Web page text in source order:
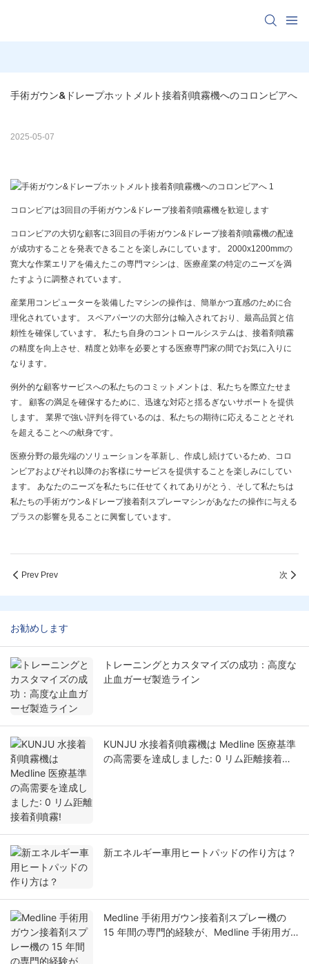
手術ガウン&ドレープホットメルト接着剤噴霧機へのコロンビアへ
2025-05-07
コロンビアは3回目の手術ガウン&ドレープ接着剤噴霧機を歓迎します
コロンビアの大切な顧客に3回目の手術ガウン&ドレープ接着剤噴霧機の配達
が成功することを発表できることを楽しみにしています。 2000x1200mmの
寛大な作業エリアを備えたこの専門マシンは、医療産業の特定のニーズを満
たすように調整されています。
産業用コンピューターを装備したマシンの操作は、簡単かつ直感のために合
理化されています。 スペアパーツの大部分は輸入されており、最高品質と信
頼性を確保しています。 私たち自身のコントロールシステムは、接着剤噴霧
の精度を向上させ、精度と効率を必要とする医療専門家の間でお気に入りに
なります。
例外的な顧客サービスへの私たちのコミットメントは、私たちを際立たせま
す。 顧客の満足を確保するために、迅速な対応と揺るぎないサポートを提供
します。 業界で強い評判を得ているのは、私たちの期待に応えることとそれ
を超えることへの献身です。
医療分野の最先端のソリューションを革新し、作成し続けているため、コロ
ンビアおよびそれ以降のお客様にサービスを提供することを楽しみにしてい
ます。 あなたのニーズを私たちに任せてくれてありがとう、そして私たちは
私たちの手術ガウン&ドレープ接着剤スプレーマシンがあなたの操作に与える
プラスの影響を見ることに興奮しています。
Prev Prev 次
お勧めします
トレーニングとカスタマイズの成功：高度な
止血ガーゼ製造ライン
KUNJU 水接着剤噴霧機は Medline 医療基準
の高需要を達成しました: 0 リム距離接着剤
新エネルギー車用ヒートパッドの作り方は？
Medline 手術用ガウン接着剤スプレー機の
15 年間の専門的経験が、Medline 手術用ガ